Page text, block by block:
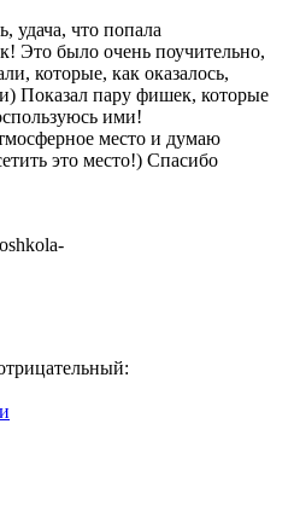
удача, что попала
Это было очень поучительно,
которые, как оказалось,
Показал пару фишек, которые
ими!
место и думаю
это место!) Спасибо